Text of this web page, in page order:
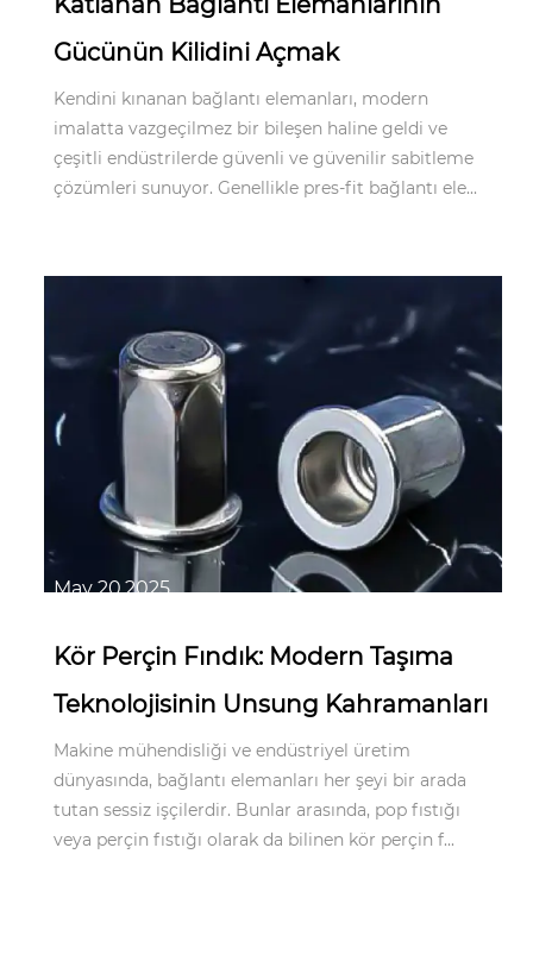
Gücünün Kilidini Açmak
Kendini kınanan bağlantı elemanları, modern
imalatta vazgeçilmez bir bileşen haline geldi ve
çeşitli endüstrilerde güvenli ve güvenilir sabitleme
çözümleri sunuyor. Genellikle pres-fit bağlantı ele...
May 20,2025
Kör Perçin Fındık: Modern Taşıma
Teknolojisinin Unsung Kahramanları
Makine mühendisliği ve endüstriyel üretim
dünyasında, bağlantı elemanları her şeyi bir arada
tutan sessiz işçilerdir. Bunlar arasında, pop fıstığı
veya perçin fıstığı olarak da bilinen kör perçin f...